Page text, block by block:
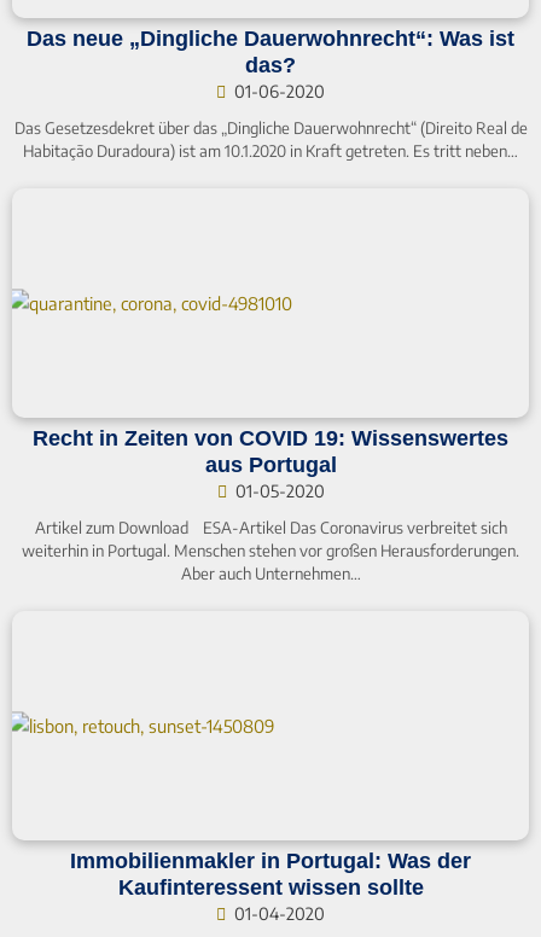
Das neue „Dingliche Dauerwohnrecht“: Was ist
das?
01-06-2020
Das Gesetzesdekret über das „Dingliche Dauerwohnrecht“ (Direito Real de
Habitação Duradoura) ist am 10.1.2020 in Kraft getreten. Es tritt neben…
Recht in Zeiten von COVID 19: Wissenswertes
aus Portugal
01-05-2020
Artikel zum Download ESA-Artikel Das Coronavirus verbreitet sich
weiterhin in Portugal. Menschen stehen vor großen Herausforderungen.
Aber auch Unternehmen…
Immobilienmakler in Portugal: Was der
Kaufinteressent wissen sollte
01-04-2020